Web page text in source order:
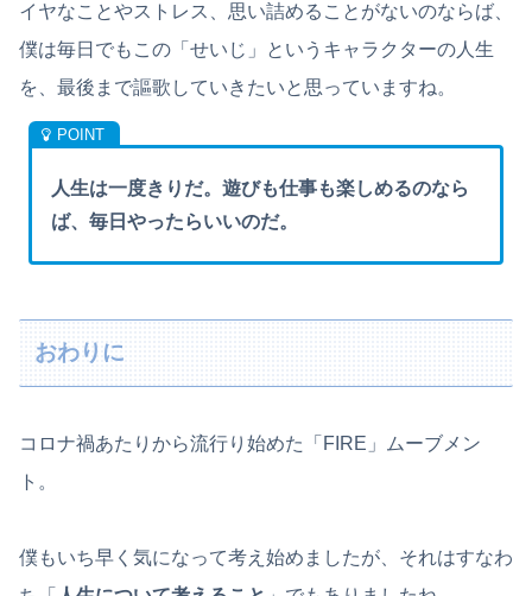
イヤなことやストレス、思い詰めることがないのならば、
僕は毎日でもこの「せいじ」というキャラクターの人生
を、最後まで謳歌していきたいと思っていますね。
人生は一度きりだ。遊びも仕事も楽しめるのなら
ば、毎日やったらいいのだ。
おわりに
コロナ禍あたりから流行り始めた「FIRE」ムーブメン
ト。
僕もいち早く気になって考え始めましたが、それはすなわ